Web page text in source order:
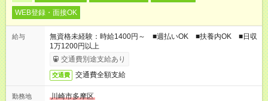
WEB登録・面接OK
給与
無資格未経験：時給1400円～ ■週払いOK ■扶養内OK ■日収
1万1200円以上
交通費別途支給あり
交通費 交通費全額支給
勤務地
川崎市多摩区